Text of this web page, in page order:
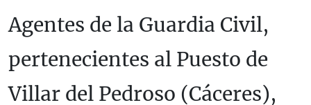
Agentes de la Guardia Civil,
pertenecientes al Puesto de
Villar del Pedroso (Cáceres),